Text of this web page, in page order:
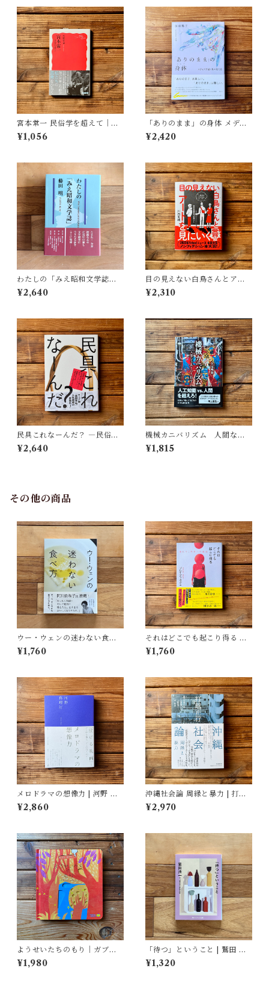
宮本常一 民俗学を超えて｜木
村 哲也
¥1,056
「ありのまま」の身体 メディ
アが描く私の見た目 | 藤嶋 陽
子(著)
¥2,420
わたしの「みえ昭和文学誌」 |
藤田 明
¥2,640
目の見えない白鳥さんとアー
トを見にいく | 川内 有緒
¥2,310
民具これなーんだ？ ―民俗学
者・宮本常一が美術大学に遺
した民具コレクション | 加藤幸
¥2,640
機械カニバリズム 人間なき
あとの人類学へ｜久保 明教
¥1,815
その他の商品
ウー・ウェンの迷わない食べ
方 | ウー・ウェン
¥1,760
それはどこでも起こり得る 壊
れゆく世界への抵抗 | ブレイデ
ィ みかこ
¥1,760
メロドラマの想像力 | 河野 真
理江
¥2,860
沖縄社会論 周縁と暴力 | 打越
正行, 石岡 丈昇(解説), 上原 健
太郎(解説), 上間 陽子(解説),
¥2,970
ようせいたちのもり｜ガブリ
エーレ・クリーマ, さとう なな
こ訳
¥1,980
「待つ」ということ | 鷲田 清
一
¥1,320